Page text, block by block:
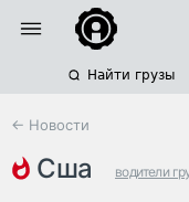
Найти грузы
← Новости
сша водители